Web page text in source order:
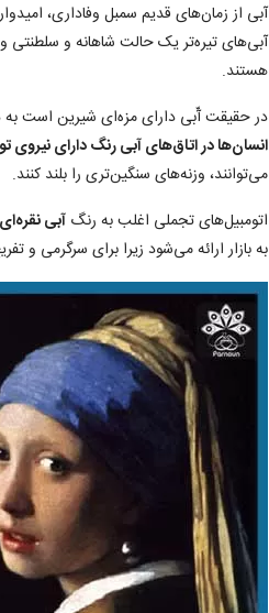
آبی از زمان‌های قدیم سمبل وفاداری،
آبی‌های تیره‌تر یک حالت شاهانه و
هستند.
در حقیقت آّبی دارای مزه‌ای شیرین است به
انسان‌ها در اتاق‌های آبی رنگ دارای نیروی
می‌توانند، وزنه‌های سنگین‌تری را بلند کنند.
اتومبیل‌های تجملی اغلب به رنگ آبی نقره‌ای
به بازار ارائه می‌شود زیرا برای سرگرمی و